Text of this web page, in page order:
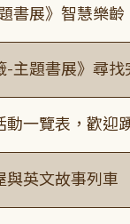
書展》智慧樂齡
-主題書展》尋
動一覽表，歡迎
與英文故事列車